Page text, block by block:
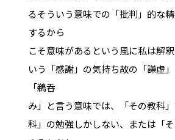
るそういう意味での「批判」的な
するから
こそ意味があるという風に私は解
いう「感謝」の気持ち故の「謙虚」
「鵜呑
み」と言う意味では、「その教科
科」の勉強しかしない、または「